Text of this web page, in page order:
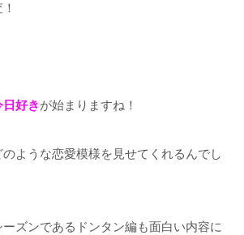
日好きが始まりますね！
ような恋愛模様を見せてくれるんでし
ーズンであるドンタン編も面白い内容に